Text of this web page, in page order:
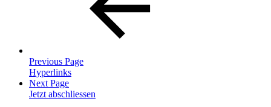
Previous Page
Hyperlinks
Next Page
Jetzt abschliessen